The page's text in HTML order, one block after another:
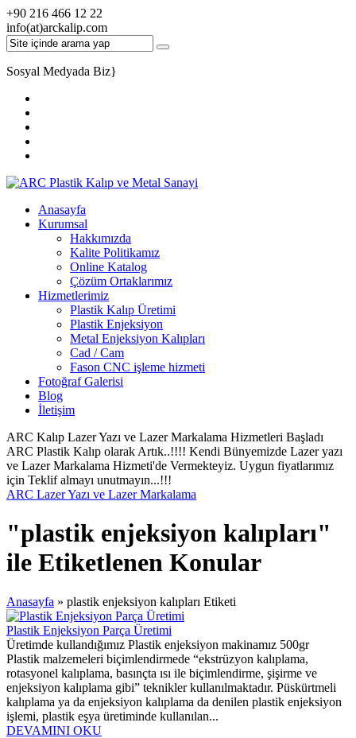
+90 216 466 12 22
info(at)arckalip.com
Sosyal Medyada Biz}
Anasayfa
Kurumsal
Hakkımızda
Kalite Politikamız
Online Katalog
Çözüm Ortaklarımız
Hizmetlerimiz
Plastik Kalıp Üretimi
Plastik Enjeksiyon
Metal Enjeksiyon Kalıpları
Cad / Cam
Fason CNC işleme hizmeti
Fotoğraf Galerisi
Blog
İletişim
ARC Kalıp Lazer Yazı ve Lazer Markalama Hizmetleri Başladı
ARC Plastik Kalıp olarak Artık..!!!! Kendi Bünyemizde Lazer yazı
ve Lazer Markalama Hizmeti'de Vermekteyiz. Uygun fiyatlarımız
için Teklif almayı unutmayın...!!!
ARC Lazer Yazı ve Lazer Markalama
"plastik enjeksiyon kalıpları"
ile Etiketlenen Konular
Anasayfa » plastik enjeksiyon kalıpları Etiketi
Plastik Enjeksiyon Parça Üretimi
Üretimde kullandığımız Plastik enjeksiyon makinamız 500gr
Plastik malzemeleri biçimlendirmede “ekstrüzyon kalıplama,
rotasyonel kalıplama, basınçta ısı ile biçimlendirme, şişirme ve
enjeksiyon kalıplama gibi” teknikler kullanılmaktadır. Püskürtmeli
kalıplama ya da enjeksiyon kalıplama da denilen plastik enjeksiyon
işlemi, plastik eşya üretiminde kullanılan...
DEVAMINI OKU